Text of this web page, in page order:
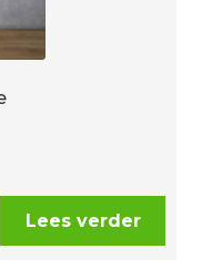
Lees verder